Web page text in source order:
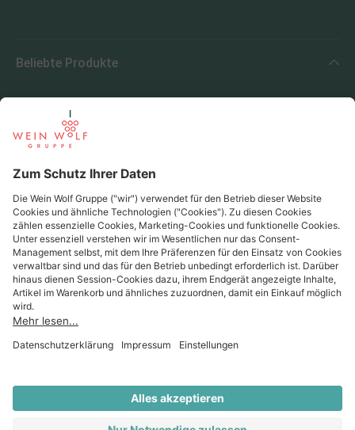
Beliebte Produkte
Beliebte Regionen
Beliebte Produzenten
Wein Wolf
Wein Wolf GmbH